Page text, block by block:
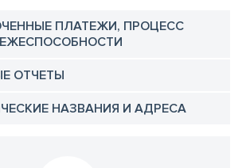
ПЛАТЕЖИ, ПРОЦЕСС
ОТЧЕТЫ
НАЗВАНИЯ И АДРЕСА